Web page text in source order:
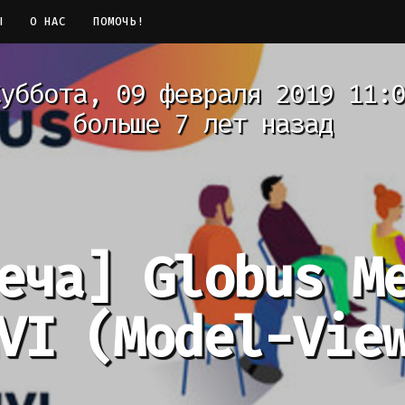
О НАС ПОМОЧЬ!
09 февраля 2019
больше 7 лет назад
Globus
(Model-